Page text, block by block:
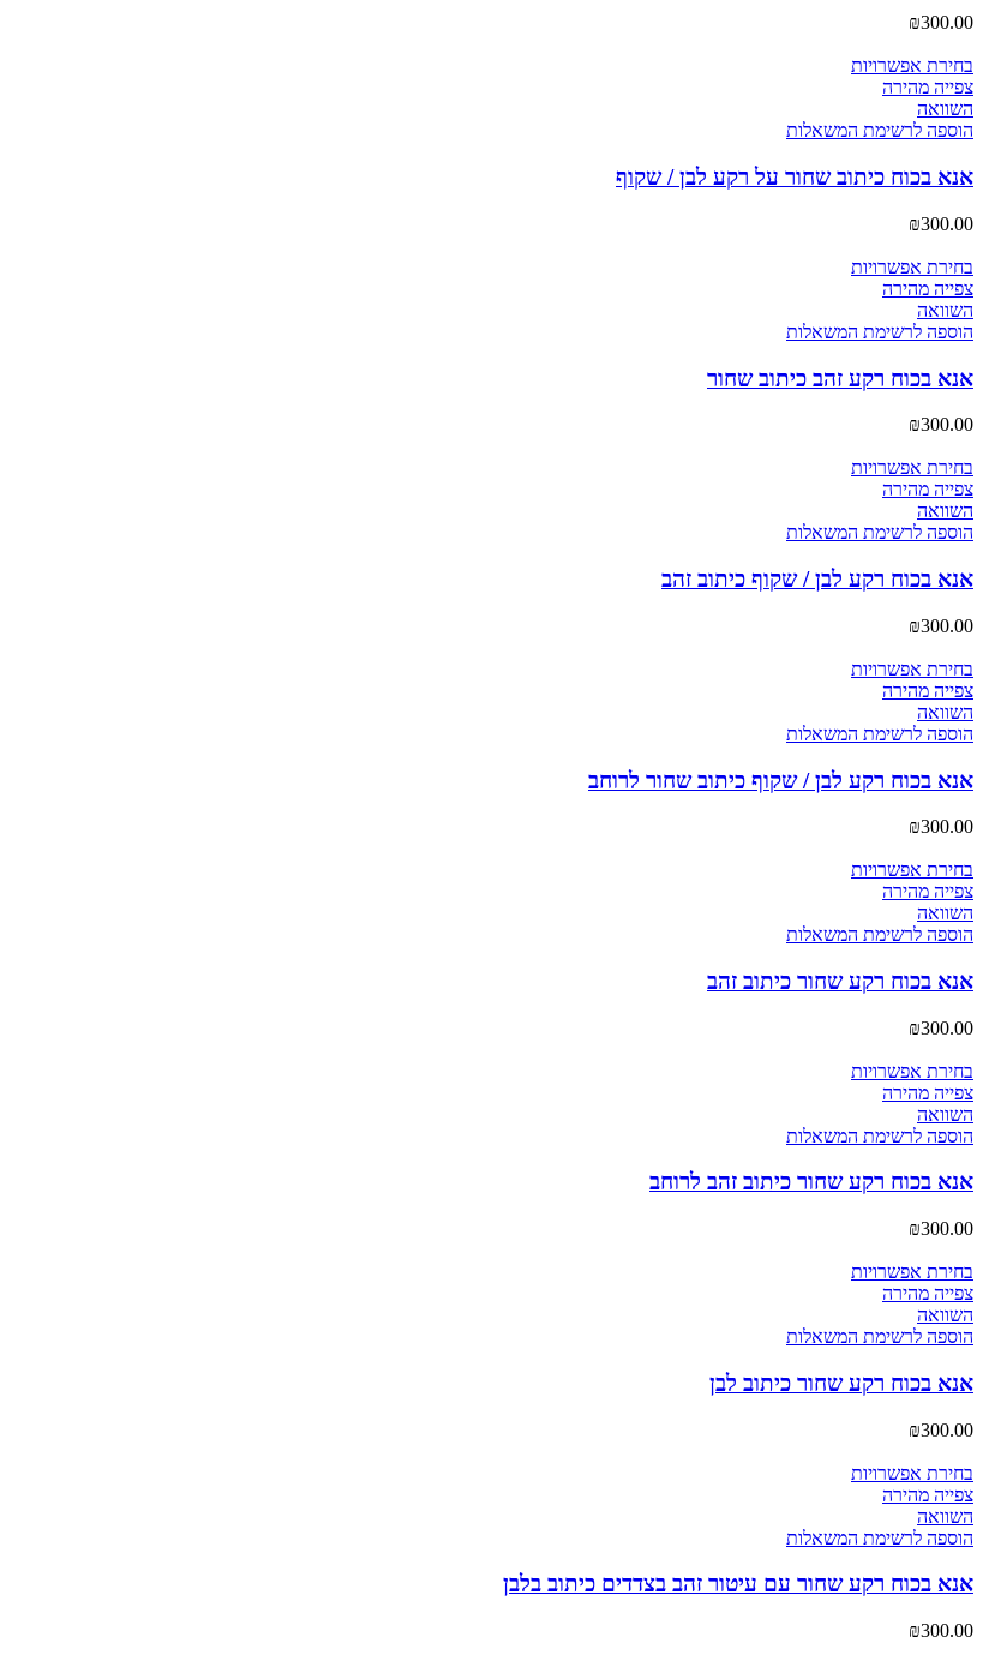
₪300.00
בחירת אפשרויות
צפייה מהירה
השוואה
הוספה לרשימת המשאלות
אנא בכוח כיתוב שחור על רקע לבן / שקוף
₪300.00
בחירת אפשרויות
צפייה מהירה
השוואה
הוספה לרשימת המשאלות
אנא בכוח רקע זהב כיתוב שחור
₪300.00
בחירת אפשרויות
צפייה מהירה
השוואה
הוספה לרשימת המשאלות
אנא בכוח רקע לבן / שקוף כיתוב זהב
₪300.00
בחירת אפשרויות
צפייה מהירה
השוואה
הוספה לרשימת המשאלות
אנא בכוח רקע לבן / שקוף כיתוב שחור לרוחב
₪300.00
בחירת אפשרויות
צפייה מהירה
השוואה
הוספה לרשימת המשאלות
אנא בכוח רקע שחור כיתוב זהב
₪300.00
בחירת אפשרויות
צפייה מהירה
השוואה
הוספה לרשימת המשאלות
אנא בכוח רקע שחור כיתוב זהב לרוחב
₪300.00
בחירת אפשרויות
צפייה מהירה
השוואה
הוספה לרשימת המשאלות
אנא בכוח רקע שחור כיתוב לבן
₪300.00
בחירת אפשרויות
צפייה מהירה
השוואה
הוספה לרשימת המשאלות
אנא בכוח רקע שחור עם עיטור זהב בצדדים כיתוב בלבן
₪300.00